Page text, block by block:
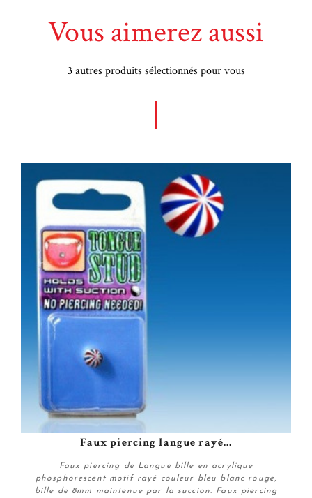
Vous aimerez aussi
3 autres produits sélectionnés pour vous
Faux piercing langue rayé...
Faux piercing de Langue bille en acrylique
phosphorescent motif rayé couleur bleu blanc rouge,
bille de 8mm maintenue par la succion. Faux piercing